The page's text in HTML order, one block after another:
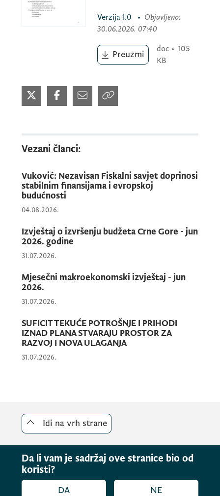
Verzija 1.0 • Objavljeno:
30.06.2026. 07:40
Preuzmi
doc • 105
KB
Vezani članci:
Vuković: Nezavisan Fiskalni savjet doprinosi
stabilnim finansijama i evropskoj
budućnosti
04.08.2026.
Izvještaj o izvršenju budžeta Crne Gore - jun
2026. godine
31.07.2026.
Mjesečni makroekonomski izvještaj - jun
2026.
31.07.2026.
SUFICIT TEKUĆE POTROŠNJE I PRIHODI
IZNAD PLANA STVARAJU PROSTOR ZA
RAZVOJ I NOVA ULAGANJA
31.07.2026.
Idi na vrh strane
Da li vam je sadržaj ove stranice bio od
koristi?
DA NE